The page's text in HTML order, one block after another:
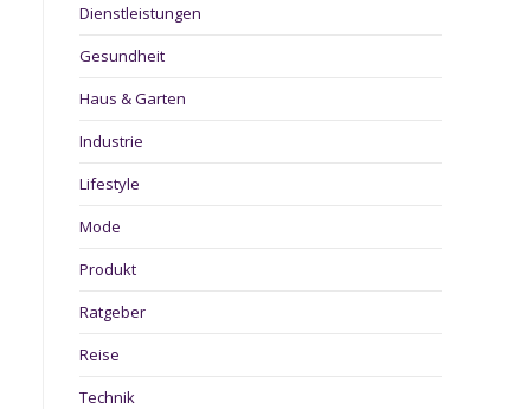
Dienstleistungen
Gesundheit
Haus & Garten
Industrie
Lifestyle
Mode
Produkt
Ratgeber
Reise
Technik